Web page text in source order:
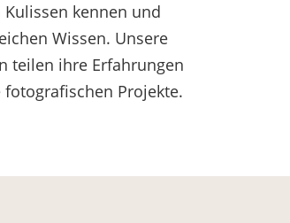
kennen und
Wissen. Unsere
teilen ihre Erfahrungen
Projekte.